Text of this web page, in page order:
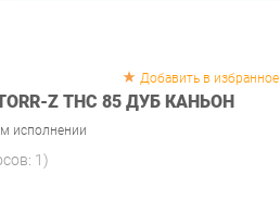
Добавить в избранное
Z THC 85 ДУБ КАНЬОН
исполнении
1)